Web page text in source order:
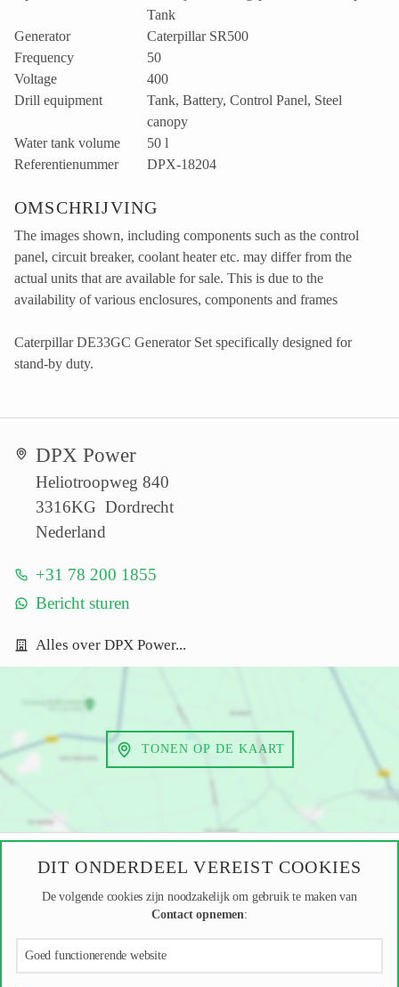
Tank
Generator
Caterpillar SR500
Frequency
50
Voltage
400
Drill equipment
Tank, Battery, Control Panel, Steel
canopy
Water tank volume
50 l
Referentienummer
DPX-18204
OMSCHRIJVING
The images shown, including components such as the control
panel, circuit breaker, coolant heater etc. may differ from the
actual units that are available for sale. This is due to the
availability of various enclosures, components and frames
Caterpillar DE33GC Generator Set specifically designed for
stand-by duty.
DPX Power
Heliotroopweg 840
3316KG Dordrecht
Nederland
+31 78 200 1855
Bericht sturen
Alles over DPX Power...
TONEN OP DE KAART
DIT ONDERDEEL VEREIST COOKIES
De volgende cookies zijn noodzakelijk om gebruik te maken van
Contact opnemen:
Goed functionerende website